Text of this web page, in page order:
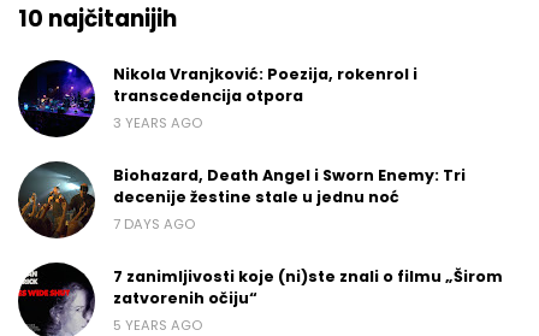
10 najčitanijih
Nikola Vranjković: Poezija, rokenrol i
transcedencija otpora
3 YEARS AGO
Biohazard, Death Angel i Sworn Enemy: Tri
decenije žestine stale u jednu noć
7 DAYS AGO
7 zanimljivosti koje (ni)ste znali o filmu „Širom
zatvorenih očiju“
5 YEARS AGO